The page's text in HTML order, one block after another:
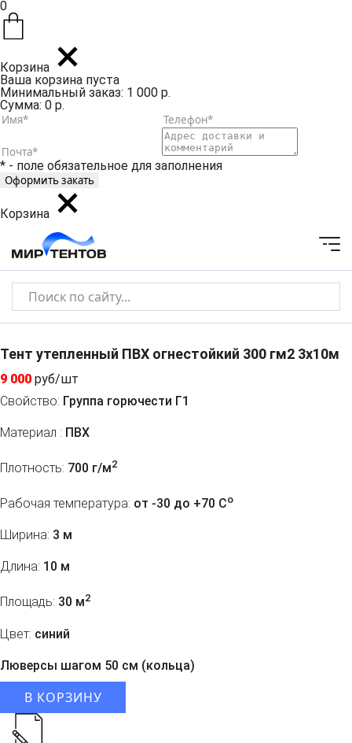
0
Корзина
Ваша корзина пуста
Минимальный заказ: 1 000 р.
Сумма: 0 р.
* - поле обязательное для заполнения
Корзина
Тент утепленный ПВХ огнестойкий 300 гм2 3х10м
9 000 руб/шт
Свойство: Группа горючести Г1
Материал : ПВХ
Плотность: 700 г/м2
Рабочая температура: от -30 до +70 Co
Ширина: 3 м
Длина: 10 м
Площадь: 30 м2
Цвет: синий
Люверсы шагом 50 см (кольца)
В КОРЗИНУ